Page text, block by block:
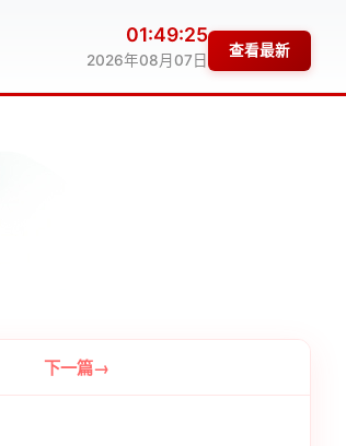
01:49:25
2026年08月07日
查看最新
下一篇